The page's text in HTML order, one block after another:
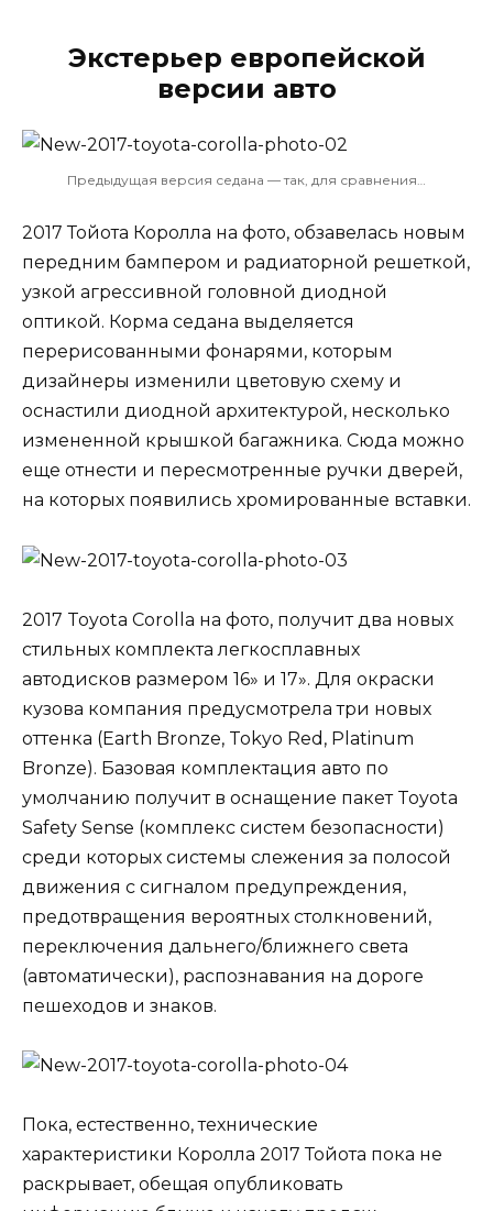
Экстерьер европейской
версии авто
Предыдущая версия седана — так, для сравнения…
2017 Тойота Королла на фото, обзавелась новым
передним бампером и радиаторной решеткой,
узкой агрессивной головной диодной
оптикой. Корма седана выделяется
перерисованными фонарями, которым
дизайнеры изменили цветовую схему и
оснастили диодной архитектурой, несколько
измененной крышкой багажника. Сюда можно
еще отнести и пересмотренные ручки дверей,
на которых появились хромированные вставки.
2017 Toyota Corolla на фото, получит два новых
стильных комплекта легкосплавных
автодисков размером 16» и 17». Для окраски
кузова компания предусмотрела три новых
оттенка (Earth Bronze, Tokyo Red, Platinum
Bronze). Базовая комплектация авто по
умолчанию получит в оснащение пакет Toyota
Safety Sense (комплекс систем безопасности)
среди которых системы слежения за полосой
движения с сигналом предупреждения,
предотвращения вероятных столкновений,
переключения дальнего/ближнего света
(автоматически), распознавания на дороге
пешеходов и знаков.
Пока, естественно, технические
характеристики Королла 2017 Тойота пока не
раскрывает, обещая опубликовать